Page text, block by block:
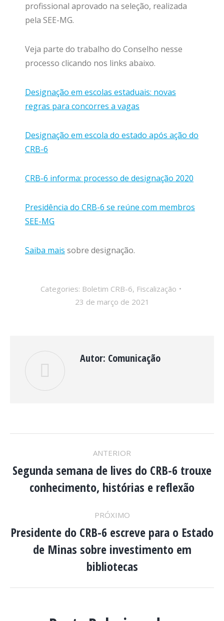
profissional aprovado na seleção, realizada
pela SEE-MG.
Veja parte do trabalho do Conselho nesse
processo clicando nos links abaixo.
Designação em escolas estaduais: novas
regras para concorres a vagas
Designação em escola do estado após ação do
CRB-6
CRB-6 informa: processo de designação 2020
Presidência do CRB-6 se reúne com membros
SEE-MG
Saiba mais sobre designação.
Categories: Boletim CRB-6, Fiscalização
23 de março de 2021
Autor: Comunicação
NAVEGAÇÃO
DE
ANTERIOR
Post
anterior:
Segunda semana de lives do CRB-6 trouxe
conhecimento, histórias e reflexão
PRÓXIMO
Próximo
post:
Presidente do CRB-6 escreve para o Estado
de Minas sobre investimento em
bibliotecas